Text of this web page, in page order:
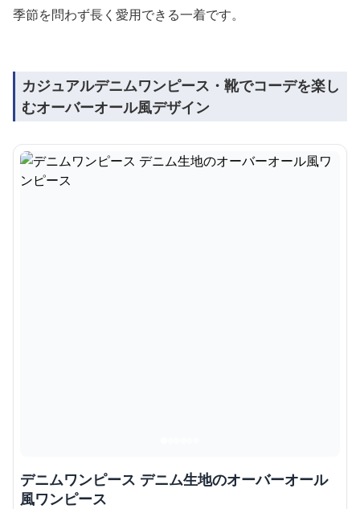
季節を問わず長く愛用できる一着です。
カジュアルデニムワンピース・靴でコーデを楽し
むオーバーオール風デザイン
デニムワンピース デニム生地のオーバーオール
風ワンピース